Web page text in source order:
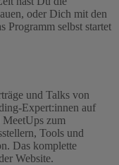
oder Dich mit den
Programm selbst startet
und Talks von
Expert:innen auf
zum
Tools und
Das komplette
Website.